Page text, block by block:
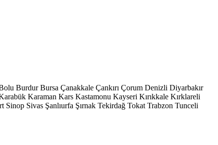
Burdur Bursa Çanakkale Çankırı Çorum Denizli Diyarbakır
Karaman Kars Kastamonu Kayseri Kırıkkale Kırklareli
Sinop Sivas Şanlıurfa Şırnak Tekirdağ Tokat Trabzon Tunceli